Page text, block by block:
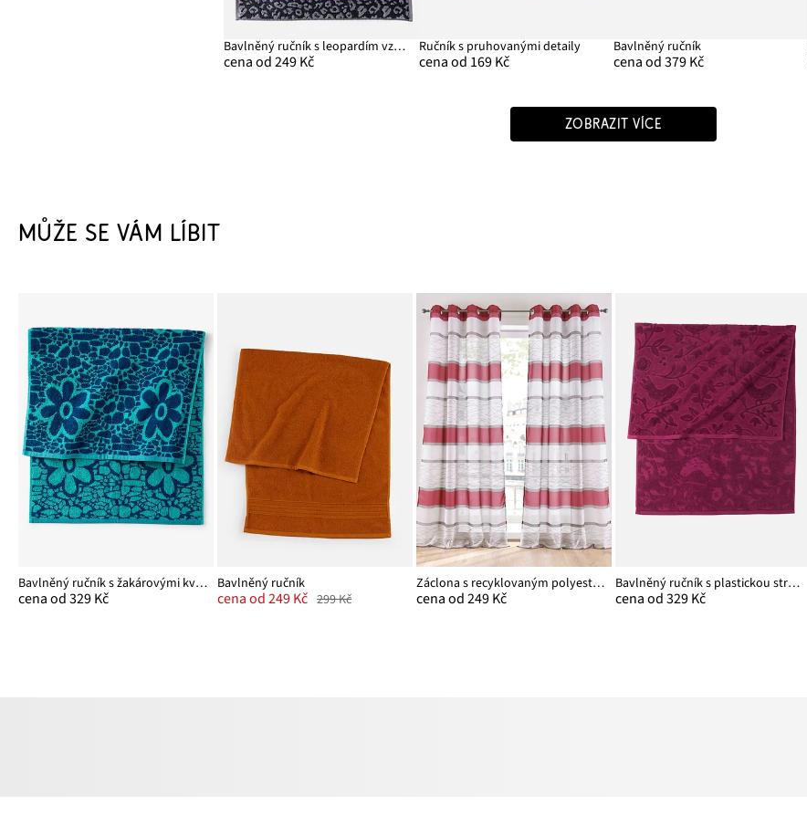
Bavlněný ručník s leopardím vzorem
cena od 249 Kč
Ručník s pruhovanými detaily
cena od 169 Kč
Bavlněný ručník
cena od 379 Kč
ZOBRAZIT VÍCE
MŮŽE SE VÁM LÍBIT
Bavlněný ručník s žakárovými květy
cena od 329 Kč
Bavlněný ručník
cena od 249 Kč 299 Kč
Záclona s recyklovaným polyesterem (1 ks v balení)
cena od 249 Kč
Bavlněný ručník s plastickou strukturou
cena od 329 Kč